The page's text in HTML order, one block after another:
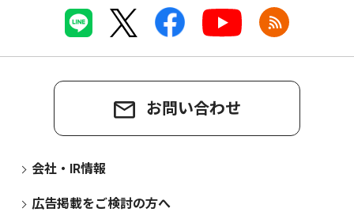
お問い合わせ
会社・IR情報
広告掲載をご検討の方へ